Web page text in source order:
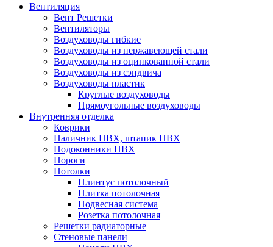
Вентиляция
Вент Решетки
Вентиляторы
Воздуховоды гибкие
Воздуховоды из нержавеющей стали
Воздуховоды из оцинкованной стали
Воздуховоды из сэндвича
Воздуховоды пластик
Круглые воздуховоды
Прямоугольные воздуховоды
Внутренняя отделка
Коврики
Наличник ПВХ, штапик ПВХ
Подоконники ПВХ
Пороги
Потолки
Плинтус потолочный
Плитка потолочная
Подвесная система
Розетка потолочная
Решетки радиаторные
Стеновые панели